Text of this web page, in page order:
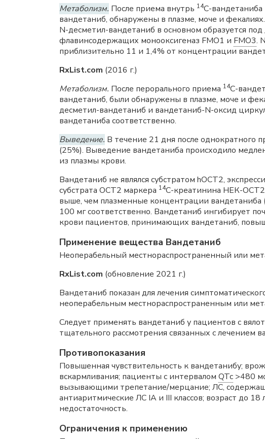
Метаболизм. После приема внутрь 14С-
вандетаниб, обнаружены в плазме, моче и
N-десметил-вандетаниб в основном образуется
флавинсодержащих монооксигеназ FMO1 и FMO3.
приблизительно 11 и 1,4% от концентрации
RxList.com (2016 г.)
Метаболизм. После перорального приема 14С-
вандетаниб, были обнаружены в плазме, моче и
десметил-вандетаниб и вандетаниб-N-оксид
вандетаниба соответственно.
Выведение. В течение 21 дня после однократного
(25%). Выведение вандетаниба происходило
из плазмы крови.
Вандетаниб не являлся субстратом hOСТ2,
субстрата ОСТ2 маркера 14С-креатинина НЕК-
выше, чем плазменные концентрации вандетаниба
100 мг соответственно. Вандетаниб ингибирует
крови пациентов, принимающих вандетаниб,
Применение вещества Вандетаниб
Неоперабельный местнораспространенный или
RxList.com (обновление 2021 г.)
Вандетаниб показан для лечения
неоперабельным местнораспространенным или
Следует применять вандетаниб у пациентов с
тщательного рассмотрения связанных с лечением
Противопоказания
Повышенная чувствительность к вандетанибу;
вскармливания; пациенты с интервалом QTc >480
вызывающими трепетание/мерцание; ЛС,
антиаритмические ЛС IA и III классов; возраст до
недостаточность.
Ограничения к применению